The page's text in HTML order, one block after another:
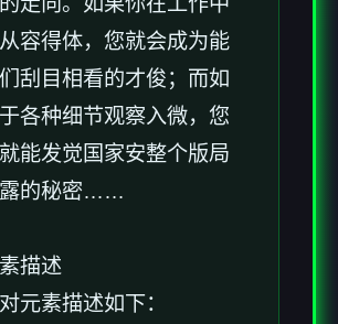
容得体，您就会成为能
刮目相看的才俊；而如
各种细节观察入微，您
能发觉国家安整个版局
露的秘密……
描述
元素描述如下：